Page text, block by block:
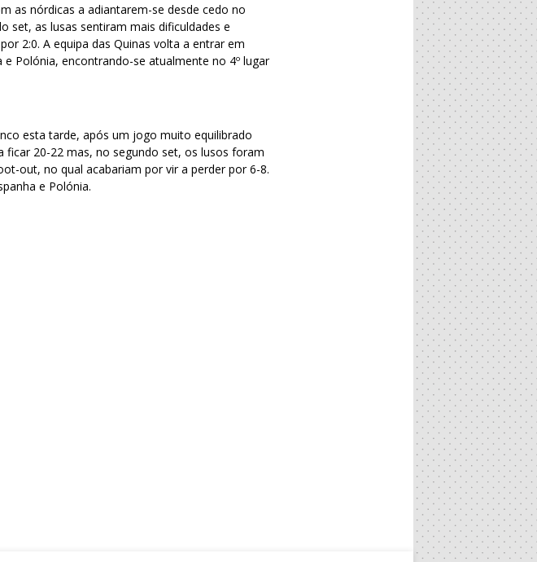
as nórdicas a adiantarem-se desde cedo no
set, as lusas sentiram mais dificuldades e
2:0. A equipa das Quinas volta a entrar em
Polónia, encontrando-se atualmente no 4º lugar
esta tarde, após um jogo muito equilibrado
ficar 20-22 mas, no segundo set, os lusos foram
out, no qual acabariam por vir a perder por 6-8.
e Polónia.